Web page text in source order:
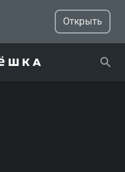
Открыть